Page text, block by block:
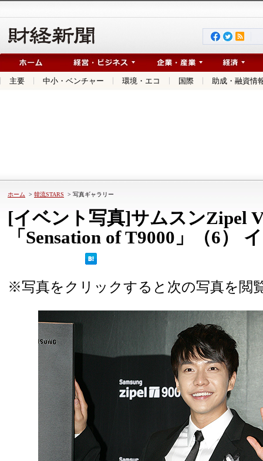
主要 中小・ベンチャー 環境・エコ 国際 助成・融資情
ホーム > 韓流STARS > 写真ギャラリー
[イベント写真]サムスンZipel
「Sensation of T9000」（6）
※写真をクリックすると次の写真を閲